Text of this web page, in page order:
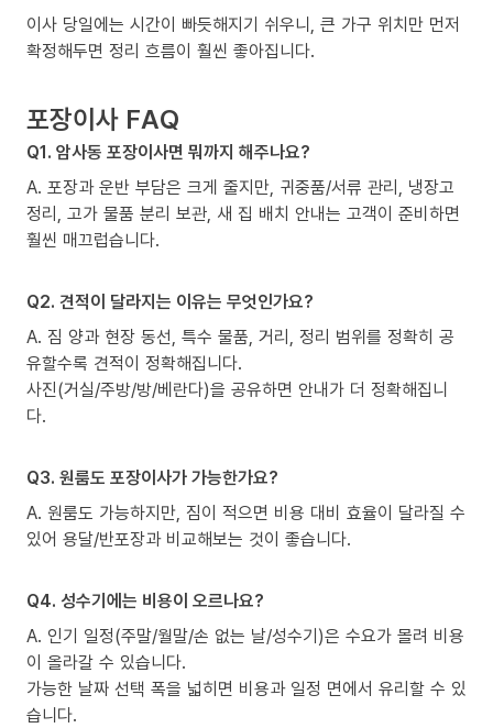
이사 당일에는 시간이 빠듯해지기 쉬우니, 큰 가구 위치만 먼저
확정해두면 정리 흐름이 훨씬 좋아집니다.
포장이사 FAQ
Q1. 암사동 포장이사면 뭐까지 해주나요?
A. 포장과 운반 부담은 크게 줄지만, 귀중품/서류 관리, 냉장고
정리, 고가 물품 분리 보관, 새 집 배치 안내는 고객이 준비하면
훨씬 매끄럽습니다.
Q2. 견적이 달라지는 이유는 무엇인가요?
A. 짐 양과 현장 동선, 특수 물품, 거리, 정리 범위를 정확히 공
유할수록 견적이 정확해집니다.
사진(거실/주방/방/베란다)을 공유하면 안내가 더 정확해집니
다.
Q3. 원룸도 포장이사가 가능한가요?
A. 원룸도 가능하지만, 짐이 적으면 비용 대비 효율이 달라질 수
있어 용달/반포장과 비교해보는 것이 좋습니다.
Q4. 성수기에는 비용이 오르나요?
A. 인기 일정(주말/월말/손 없는 날/성수기)은 수요가 몰려 비용
이 올라갈 수 있습니다.
가능한 날짜 선택 폭을 넓히면 비용과 일정 면에서 유리할 수 있
습니다.